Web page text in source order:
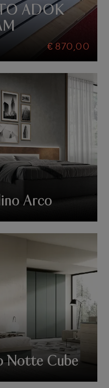
ADOK
€ 870,00
Arco
Notte Cube